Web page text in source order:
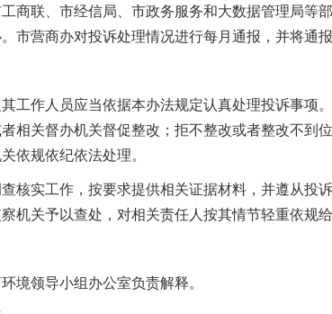
联、市经信局、市政务服务和大数据管理局等
市营商办对投诉处理情况进行每月通报，并将通
作人员应当依据本办法规定认真处理投诉事项
相关督办机关督促整改；拒不整改或者整改不
依规依纪依法处理。
实工作，按要求提供相关证据材料，并遵从投
机关予以查处，对相关责任人按其情节轻重依规给
境领导小组办公室负责解释。